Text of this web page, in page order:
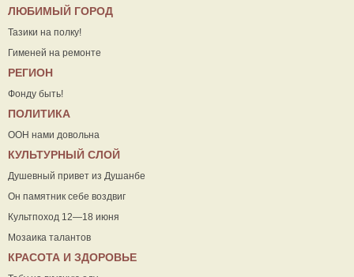
ЛЮБИМЫЙ ГОРОД
Тазики на полку!
Гименей на ремонте
РЕГИОН
Фонду быть!
ПОЛИТИКА
ООН нами довольна
КУЛЬТУРНЫЙ СЛОЙ
Душевный привет из Душанбе
Он памятник себе воздвиг
Культпоход 12—18 июня
Мозаика талантов
КРАСОТА И ЗДОРОВЬЕ